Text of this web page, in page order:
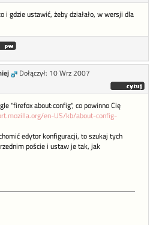
i gdzie ustawić, żeby działało, w wersji dla
Dołączył: 10 Wrz 2007
"firefox about:config", co powinno Cię
en-US/kb/about-config-
edytor konfiguracji, to szukaj tych
poście i ustaw je tak, jak